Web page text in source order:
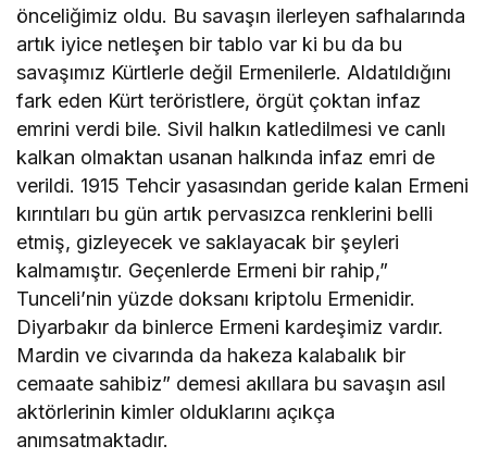
önceliğimiz oldu. Bu savaşın ilerleyen safhalarında
artık iyice netleşen bir tablo var ki bu da bu
savaşımız Kürtlerle değil Ermenilerle. Aldatıldığını
fark eden Kürt teröristlere, örgüt çoktan infaz
emrini verdi bile. Sivil halkın katledilmesi ve canlı
kalkan olmaktan usanan halkında infaz emri de
verildi. 1915 Tehcir yasasından geride kalan Ermeni
kırıntıları bu gün artık pervasızca renklerini belli
etmiş, gizleyecek ve saklayacak bir şeyleri
kalmamıştır. Geçenlerde Ermeni bir rahip,”
Tunceli’nin yüzde doksanı kriptolu Ermenidir.
Diyarbakır da binlerce Ermeni kardeşimiz vardır.
Mardin ve civarında da hakeza kalabalık bir
cemaate sahibiz” demesi akıllara bu savaşın asıl
aktörlerinin kimler olduklarını açıkça
anımsatmaktadır.